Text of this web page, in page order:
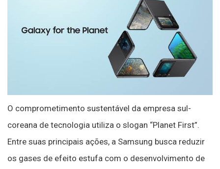
O comprometimento sustentável da empresa sul-
coreana de tecnologia utiliza o slogan “Planet First”.
Entre suas principais ações, a Samsung busca reduzir
os gases de efeito estufa com o desenvolvimento de